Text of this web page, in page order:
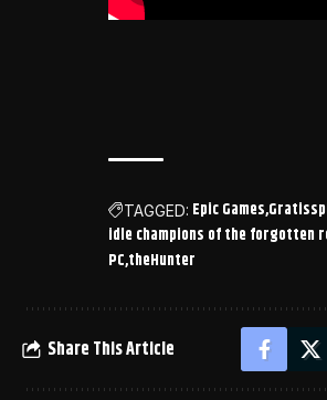
TAGGED: Epic Games
idle champions of the forgotten
PC theHunter
Share This Article